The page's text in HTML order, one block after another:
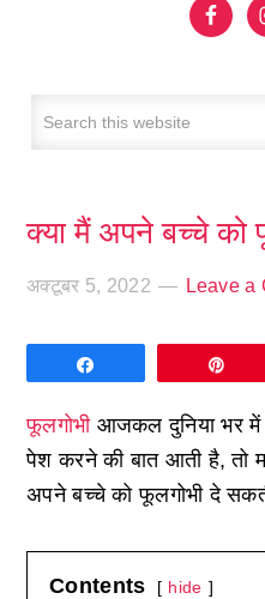
क्या मैं अपने बच्चे को
अक्टूबर 5, 2022 Leave a
फूलगोभीआजकल दुनिया भर में
पेश करने की बात आती है, तो
अपने बच्चे को फूलगोभी दे
Contents hide